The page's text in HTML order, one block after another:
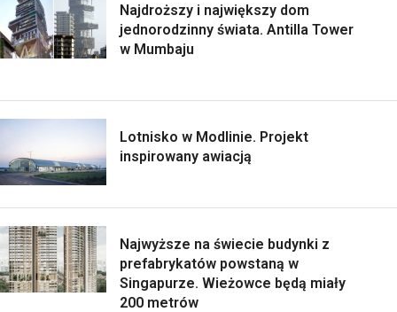
Najdroższy i największy dom
jednorodzinny świata. Antilla Tower
w Mumbaju
Lotnisko w Modlinie. Projekt
inspirowany awiacją
Najwyższe na świecie budynki z
prefabrykatów powstaną w
Singapurze. Wieżowce będą miały
200 metrów